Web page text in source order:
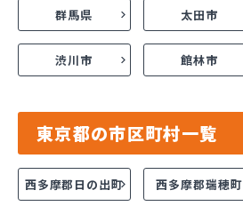
群馬県 太田市
渋川市 館林市
東京都の市区町村一覧
西多摩郡日の出町 西多摩郡瑞穂町